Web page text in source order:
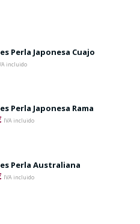
Perla Japonesa Cuajo
incluido
Perla Japonesa Rama
IVA incluido
Perla Australiana
IVA incluido